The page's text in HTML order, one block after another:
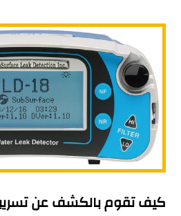
كيف تقوم بالكشف عن